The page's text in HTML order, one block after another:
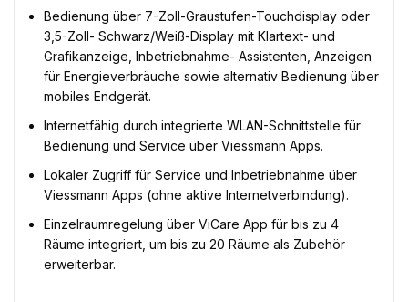
Bedienung über 7-Zoll-Graustufen-Touchdisplay oder
3,5-Zoll- Schwarz/Weiß-Display mit Klartext- und
Grafikanzeige, Inbetriebnahme- Assistenten, Anzeigen
für Energieverbräuche sowie alternativ Bedienung über
mobiles Endgerät.
Internetfähig durch integrierte WLAN-Schnittstelle für
Bedienung und Service über Viessmann Apps.
Lokaler Zugriff für Service und Inbetriebnahme über
Viessmann Apps (ohne aktive Internetverbindung).
Einzelraumregelung über ViCare App für bis zu 4
Räume integriert, um bis zu 20 Räume als Zubehör
erweiterbar.